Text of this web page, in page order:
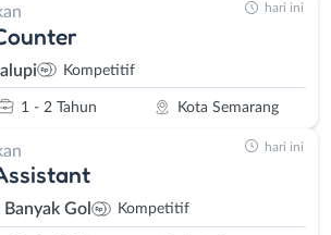
Kompetitif
1 - 2 Tahun Kota Semarang
hari ini
Gol Kompetitif
hari ini